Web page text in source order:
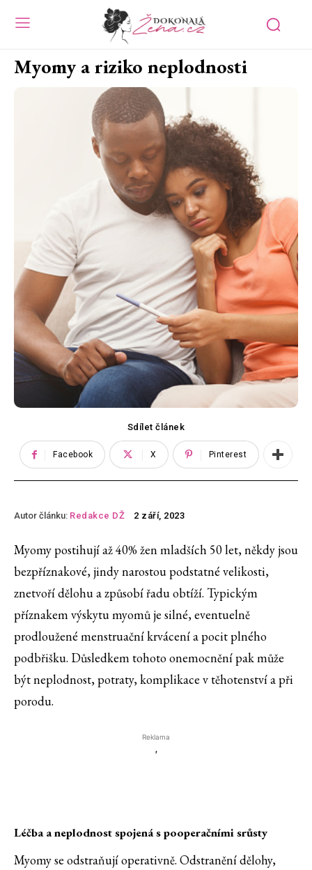
Myomy a riziko neplodnosti
Sdílet článek
Facebook X Pinterest
Autor článku: Redakce DŽ 2 září, 2023
Myomy postihují až 40% žen mladších 50 let, někdy jsou
bezpříznakové, jindy narostou podstatné velikosti,
znetvoří dělohu a způsobí řadu obtíží. Typickým
příznakem výskytu myomů je silné, eventuelně
prodloužené menstruační krvácení a pocit plného
podbřišku. Důsledkem tohoto onemocnění pak může
být neplodnost, potraty, komplikace v těhotenství a při
porodu.
Reklama
'
Léčba a neplodnost spojená s pooperačními srůsty
Myomy se odstraňují operativně. Odstranění dělohy,